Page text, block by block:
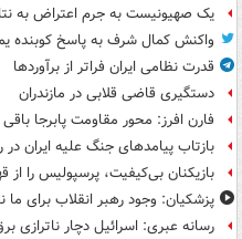
یک صهیونیست به جرم اعتراض به
واکنش کمال شرف به پاسخ کوبنده
قدرت نظامی ایران فراتر از برآوردها
دستگیری قاضی قلابی در مازندران
فارن افرز: محور مقاومت پابرجا
بازتاب پیامدهای جنگ علیه ایران
بازیکنان بی‌کیفیت، پرسپولیس را از
پزشکیان: وجود رهبر انقلاب برای
رسانه عبری: اسرائیل دچار ناترازی